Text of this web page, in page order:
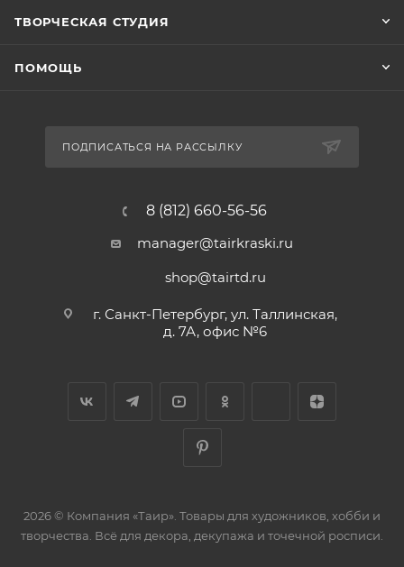
ТВОРЧЕСКАЯ СТУДИЯ
ПОМОЩЬ
ПОДПИСАТЬСЯ НА РАССЫЛКУ
8 (812) 660-56-56
manager@tairkraski.ru
shop@tairtd.ru
г. Санкт-Петербург, ул. Таллинская,
д. 7А, офис №6
2026 © Компания «Таир». Товары для художников, хобби и
творчества. Всё для декора, декупажа и точечной росписи.